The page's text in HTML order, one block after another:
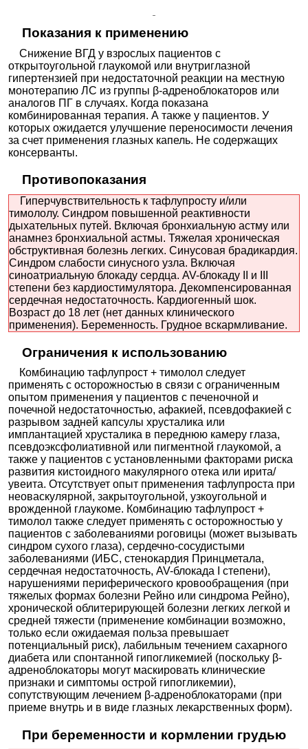
Показания к применению
Снижение ВГД у взрослых пациентов с
открытоугольной глаукомой или внутриглазной
гипертензией при недостаточной реакции на местную
монотерапию ЛС из группы β-адреноблокаторов или
аналогов ПГ в случаях. Когда показана
комбинированная терапия. А также у пациентов. У
которых ожидается улучшение переносимости лечения
за счет применения глазных капель. Не содержащих
консерванты.
Противопоказания
Гиперчувствительность к тафлупросту и/или
тимололу. Синдром повышенной реактивности
дыхательных путей. Включая бронхиальную астму или
анамнез бронхиальной астмы. Тяжелая хроническая
обструктивная болезнь легких. Синусовая брадикардия.
Синдром слабости синусного узла. Включая
синоатриальную блокаду сердца. AV-блокаду II и III
степени без кардиостимулятора. Декомпенсированная
сердечная недостаточность. Кардиогенный шок.
Возраст до 18 лет (нет данных клинического
применения). Беременность. Грудное вскармливание.
Ограничения к использованию
Комбинацию тафлупрост + тимолол следует
применять с осторожностью в связи с ограниченным
опытом применения у пациентов с печеночной и
почечной недостаточностью, афакией, псевдофакией с
разрывом задней капсулы хрусталика или
имплантацией хрусталика в переднюю камеру глаза,
псевдоэксфолиативной или пигментной глаукомой, а
также у пациентов с установленными факторами риска
развития кистоидного макулярного отека или ирита/
увеита. Отсутствует опыт применения тафлупроста при
неоваскулярной, закрытоугольной, узкоугольной и
врожденной глаукоме. Комбинацию тафлупрост +
тимолол также следует применять с осторожностью у
пациентов с заболеваниями роговицы (может вызывать
синдром сухого глаза), сердечно-сосудистыми
заболеваниями (ИБС, стенокардия Принцметала,
сердечная недостаточность, AV-блокада I степени),
нарушениями периферического кровообращения (при
тяжелых формах болезни Рейно или синдрома Рейно),
хронической облитерирующей болезни легких легкой и
средней тяжести (применение комбинации возможно,
только если ожидаемая польза превышает
потенциальный риск), лабильным течением сахарного
диабета или спонтанной гипогликемией (поскольку β-
адреноблокаторы могут маскировать клинические
признаки и симптомы острой гипогликемии),
сопутствующим лечением β-адреноблокаторами (при
приеме внутрь и в виде глазных лекарственных форм).
При беременности и кормлении грудью